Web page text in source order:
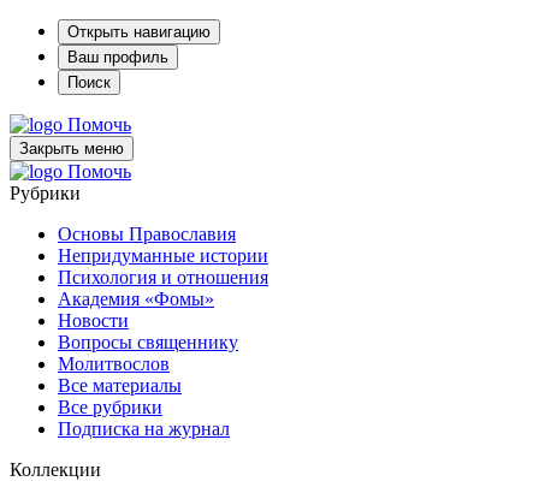
Открыть навигацию
Ваш профиль
Поиск
Помочь
Закрыть меню
Помочь
Рубрики
Основы Православия
Непридуманные истории
Психология и отношения
Академия «Фомы»
Новости
Вопросы священнику
Молитвослов
Все материалы
Все рубрики
Подписка на журнал
Коллекции